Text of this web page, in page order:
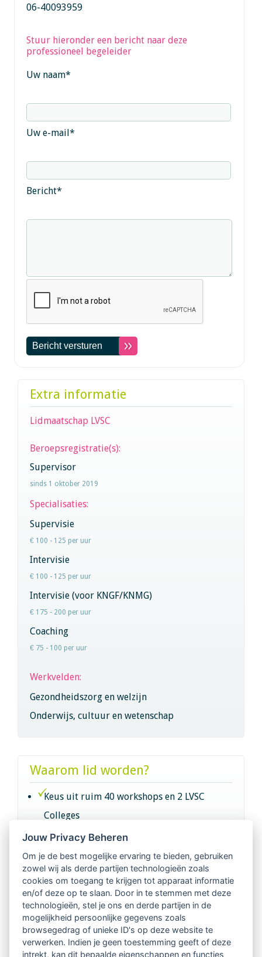
06-40093959
Stuur hieronder een bericht naar deze
professioneel begeleider
Uw naam*
Uw e-mail*
Bericht*
Extra informatie
Lidmaatschap LVSC
Beroepsregistratie(s):
Supervisor
sinds 1 oktober 2019
Specialisaties:
Supervisie
€ 100 - 125 per uur
Intervisie
€ 100 - 125 per uur
Intervisie (voor KNGF/KNMG)
€ 175 - 200 per uur
Coaching
€ 75 - 100 per uur
Werkvelden:
Gezondheidszorg en welzijn
Onderwijs, cultuur en wetenschap
Waarom lid worden?
Keus uit ruim 40 workshops en 2 LVSC
Colleges
Intervisie met geregistreerde vakgenoten
Netwerk van 2100 professionals in 14
regio's
Vindbaar voor opdrachtgevers
Tijdschrift voor
Jouw Privacy Beheren
Om je de best mogelijke ervaring te bieden, gebruiken
zowel wij als derde partijen technologieën zoals
cookies om toegang te krijgen tot apparaat informatie
en/of deze op te slaan. Door in te stemmen met deze
technologieën, stel je ons en derde partijen in de
mogelijkheid persoonlijke gegevens zoals
browsegedrag of unieke ID's op deze website te
verwerken. Indien je geen toestemming geeft of deze
intrekt, kan dit bepaalde eigenschappen en functies